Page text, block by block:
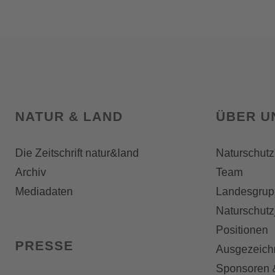
NATUR & LAND
Die Zeitschrift natur&land
Archiv
Mediadaten
PRESSE
ÜBER
Team
Positionen
Sponsoren